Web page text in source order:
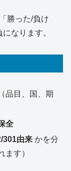
勝った/負け
なります。
（品目、国、期
全
301由来 かを分
ます）